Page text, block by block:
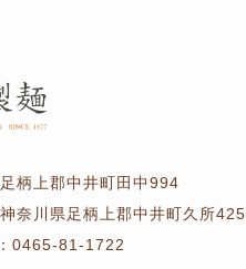
柄上郡中井町田中994
神奈川県足柄上郡中井町久所425
0465-81-1722